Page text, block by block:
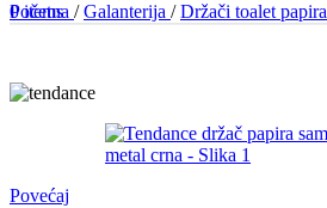
0items
Početna / Galanterija / Držači toalet papira
Povećaj